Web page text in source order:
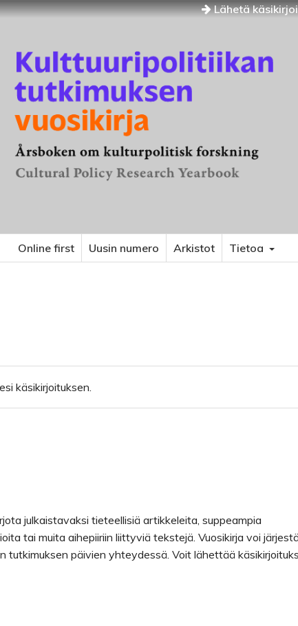
Lähetä
Online first Uusin numero Arkistot Tietoa
käsikirjoituksen.
julkaistavaksi tieteellisiä artikkeleita, suppeampia
tai muita aihepiiriin liittyviä tekstejä. Vuosikirja voi
tutkimuksen päivien yhteydessä. Voit lähettää